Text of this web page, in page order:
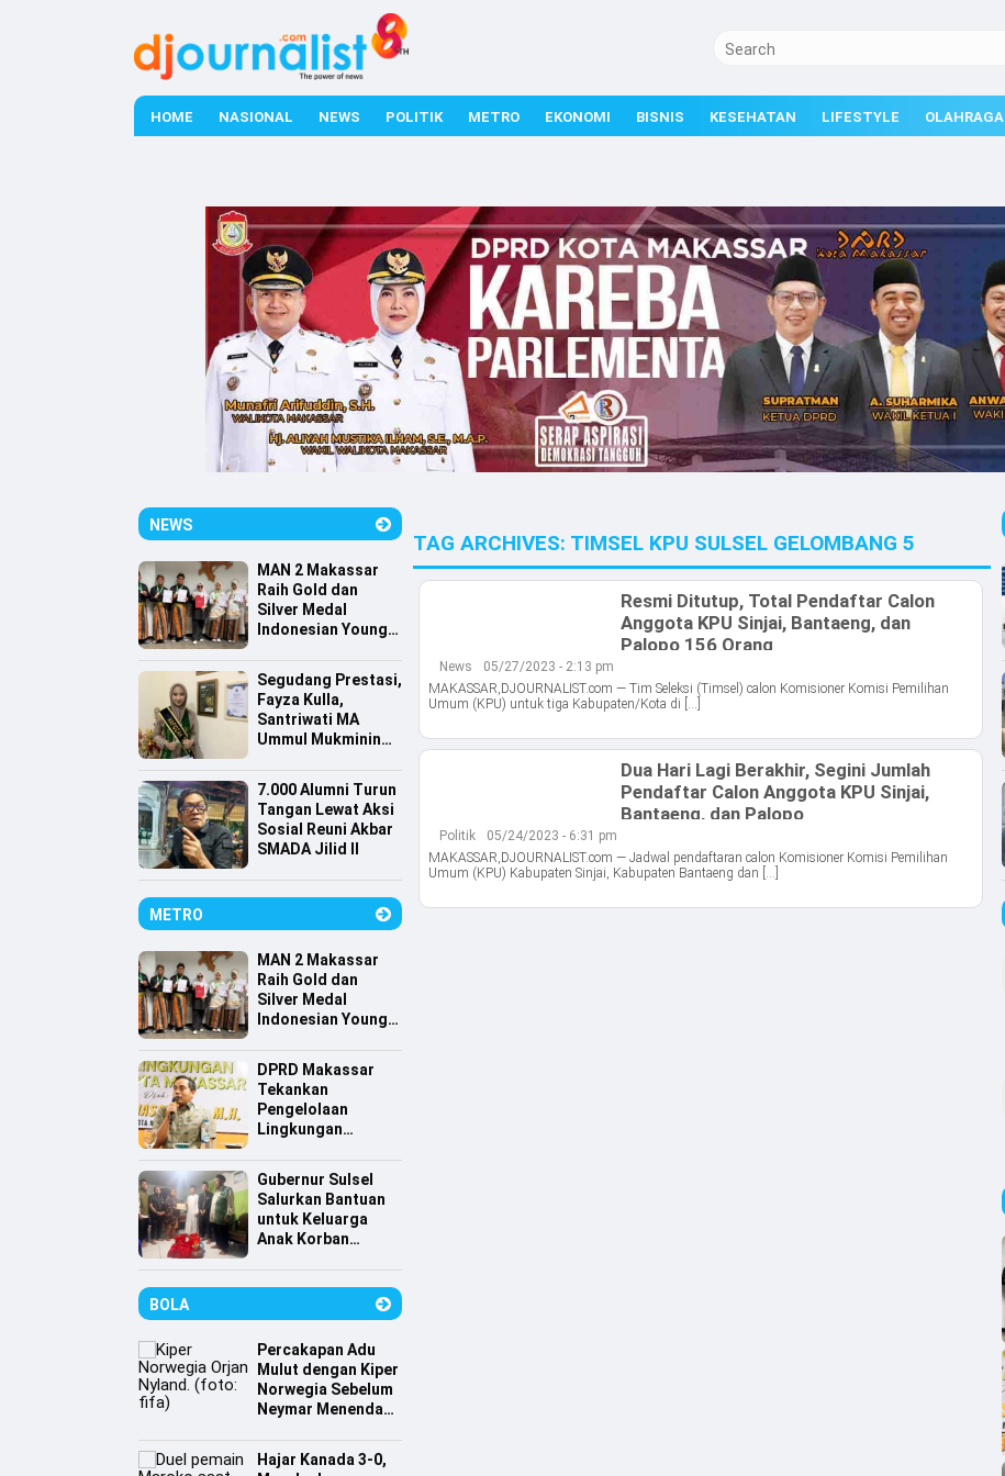
HOME NASIONAL NEWS POLITIK METRO EKONOMI BISNIS KESEHATAN LIFESTYLE OLAHRAGA
NEWS
MAN 2 Makassar
Raih Gold dan
Silver Medal
Indonesian Young
Segudang Prestasi,
Fayza Kulla,
Santriwati MA
Ummul Mukminin
Indonesia
7.000 Alumni Turun
Tangan Lewat Aksi
Sosial Reuni Akbar
SMADA Jilid II
METRO
MAN 2 Makassar
Raih Gold dan
Silver Medal
Indonesian Young
DPRD Makassar
Tekankan
Pengelolaan
Lingkungan
Sampah jadi
Perhatian Utama
Gubernur Sulsel
Salurkan Bantuan
untuk Keluarga
Anak Korban
BOLA
Percakapan Adu
Mulut dengan Kiper
Norwegia Sebelum
Neymar Menendang
Hajar Kanada 3-0,
TAG ARCHIVES: TIMSEL KPU SULSEL GELOMBANG 5
Resmi Ditutup, Total Pendaftar Calon
Anggota KPU Sinjai, Bantaeng, dan
Palopo 156 Orang
News
05/27/2023 - 2:13 pm
MAKASSAR,DJOURNALIST.com — Tim Seleksi (Timsel) calon Komisioner Komisi Pemilihan
Umum (KPU) untuk tiga Kabupaten/Kota di […]
Dua Hari Lagi Berakhir, Segini Jumlah
Pendaftar Calon Anggota KPU Sinjai,
Bantaeng, dan Palopo
Politik
05/24/2023 - 6:31 pm
MAKASSAR,DJOURNALIST.com — Jadwal pendaftaran calon Komisioner Komisi Pemilihan
Umum (KPU) Kabupaten Sinjai, Kabupaten Bantaeng dan […]